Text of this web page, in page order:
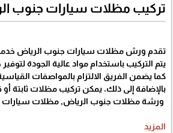
تركيب مظلات سيارات جنوب
تقدم ورش مظلات سيارات جنوب الرياض خدمات
يتم التركيب باستخدام مواد عالية الجودة
كما يضمن الفريق الالتزام بالمواصفات
بالإضافة إلى ذلك، يمكن تركيب مظلات ثابتة
ورشة مظلات جنوب الرياض, مظلات سيارات
المزيد